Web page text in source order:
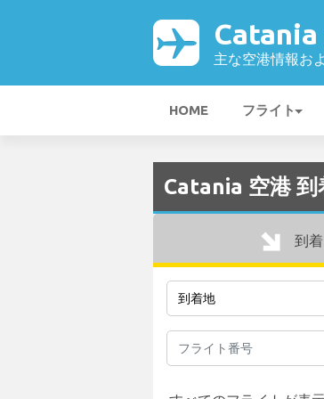
Catania
主な空港情報お
HOME フライト
Catania 空港 到
到着